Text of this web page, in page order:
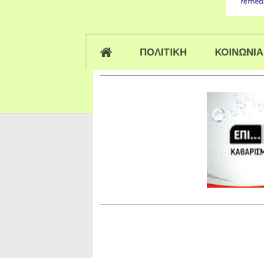
ΠΟΛΙΤΙΚΗ ΚΟΙΝΩΝΙΑ